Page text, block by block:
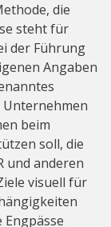
die
steht für
der Führung
Angaben
Unternehmen
beim
soll, die
und anderen
visuell für
Engpässe